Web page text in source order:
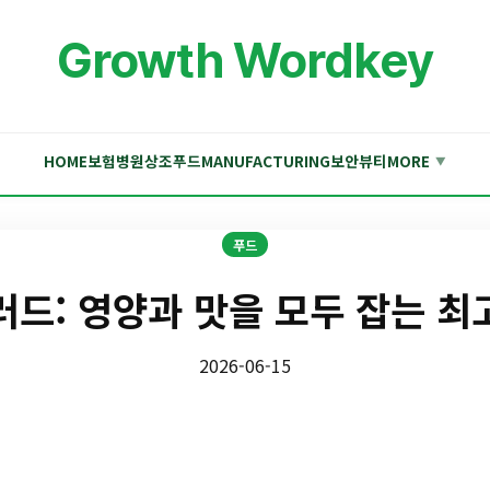
Growth Wordkey
HOME보험병원상조푸드MANUFACTURING보안뷰티MORE ▼
푸드
드: 영양과 맛을 모두 잡는 최
2026-06-15